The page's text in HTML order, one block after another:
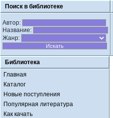
Поиск в библиотеке
Автор:
Название:
Жанр:
Библиотека
Главная
Каталог
Новые поступления
Популярная литература
Как качать